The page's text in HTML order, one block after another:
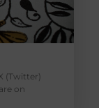
(Twitter)
on